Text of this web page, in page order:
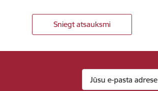
Sniegt atsauksmi